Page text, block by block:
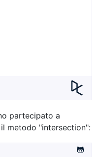
partecipato a
metodo "intersection":